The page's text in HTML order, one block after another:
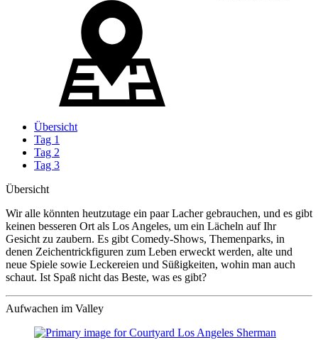
Übersicht
Tag 1
Tag 2
Tag 3
Übersicht
Wir alle könnten heutzutage ein paar Lacher gebrauchen, und es gibt
keinen besseren Ort als Los Angeles, um ein Lächeln auf Ihr
Gesicht zu zaubern. Es gibt Comedy-Shows, Themenparks, in
denen Zeichentrickfiguren zum Leben erweckt werden, alte und
neue Spiele sowie Leckereien und Süßigkeiten, wohin man auch
schaut. Ist Spaß nicht das Beste, was es gibt?
Aufwachen im Valley